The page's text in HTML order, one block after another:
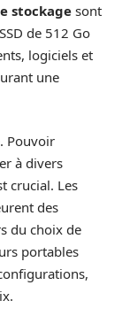
stockagesont
de 512 Go
logiciels et
une
Pouvoir
à divers
crucial. Les
des
du choix de
portables